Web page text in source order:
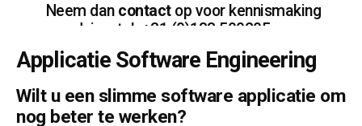
Neem dan contactop voor kennismaking
en advies: tel. +31 (0)183 500205.
Applicatie Software Engineering
Wilt u een slimme software applicatie om
nog beter te werken?